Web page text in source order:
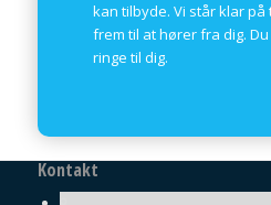
kan tilbyde. Vi står klar
frem til at hører fra dig.
ringe til dig.
Kontakt